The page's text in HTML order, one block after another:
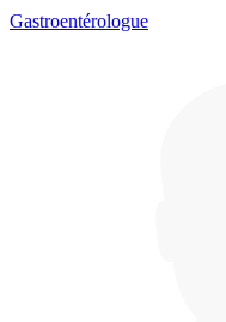
Gastroentérologue